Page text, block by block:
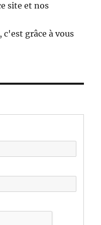
site et nos
c'est grâce à vous